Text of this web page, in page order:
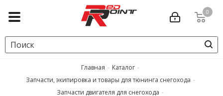
0
Главная - Каталог -
Запчасти, экипировка и товары для тюнинга снегохода -
Запчасти двигателя для снегохода -